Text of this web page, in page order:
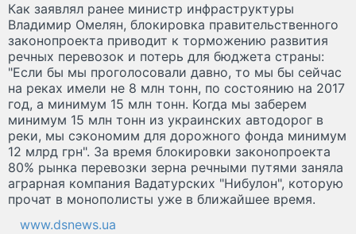
Как заявлял ранее министр инфраструктуры
Владимир Омелян, блокировка правительственного
законопроекта приводит к торможению развития
речных перевозок и потерь для бюджета страны:
"Если бы мы проголосовали давно, то мы бы сейчас
на реках имели не 8 млн тонн, по состоянию на 2017
год, а минимум 15 млн тонн. Когда мы заберем
минимум 15 млн тонн из украинских автодорог в
реки, мы сэкономим для дорожного фонда минимум
12 млрд грн". За время блокировки законопроекта
80% рынка перевозки зерна речными путями заняла
аграрная компания Вадатурских "Нибулон", которую
прочат в монополисты уже в ближайшее время.
www.dsnews.ua